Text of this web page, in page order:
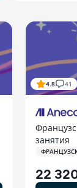
4.8 41
занятия
22